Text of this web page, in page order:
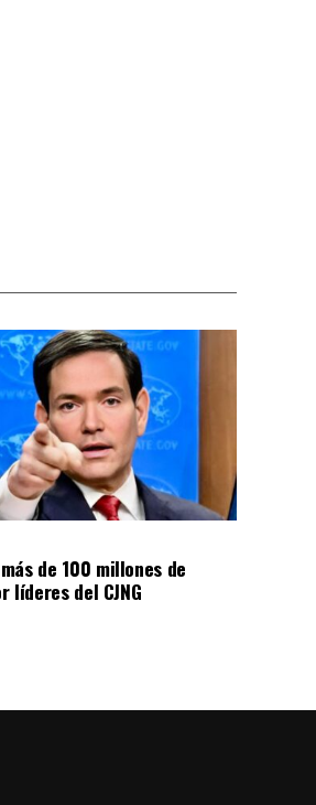
de 100 millones de
líderes del CJNG